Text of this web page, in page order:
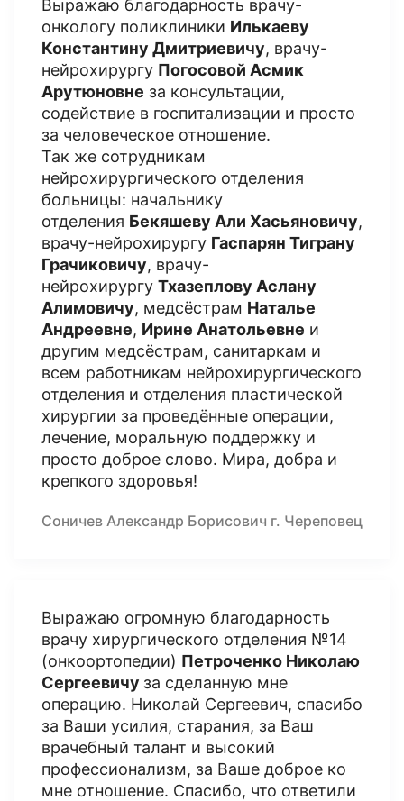
Выражаю благодарность врачу-
онкологу поликлиники Илькаеву
Константину Дмитриевичу, врачу-
нейрохирургу Погосовой Асмик
Арутюновне за консультации,
содействие в госпитализации и просто
за человеческое отношение.
Так же сотрудникам
нейрохирургического отделения
больницы: начальнику
отделения Бекяшеву Али Хасьяновичу,
врачу-нейрохирургу Гаспарян Тиграну
Грачиковичу, врачу-
нейрохирургу Тхазеплову Аслану
Алимовичу, медсёстрам Наталье
Андреевне, Ирине Анатольевне и
другим медсёстрам, санитаркам и
всем работникам нейрохирургического
отделения и отделения пластической
хирургии за проведённые операции,
лечение, моральную поддержку и
просто доброе слово. Мира, добра и
крепкого здоровья!
Соничев Александр Борисович г. Череповец
Выражаю огромную благодарность
врачу хирургического отделения №14
(онкоортопедии) Петроченко Николаю
Сергеевичу за сделанную мне
операцию. Николай Сергеевич, спасибо
за Ваши усилия, старания, за Ваш
врачебный талант и высокий
профессионализм, за Ваше доброе ко
мне отношение. Спасибо, что ответили